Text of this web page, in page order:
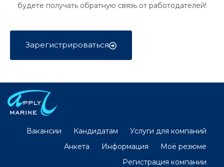
будете получать обратную связь от работодателей!
Зарегистрироваться
Вакансии Кандидатам
Услуги для компаний
Анкета
Информация
Моё резюме
Регистрация компании